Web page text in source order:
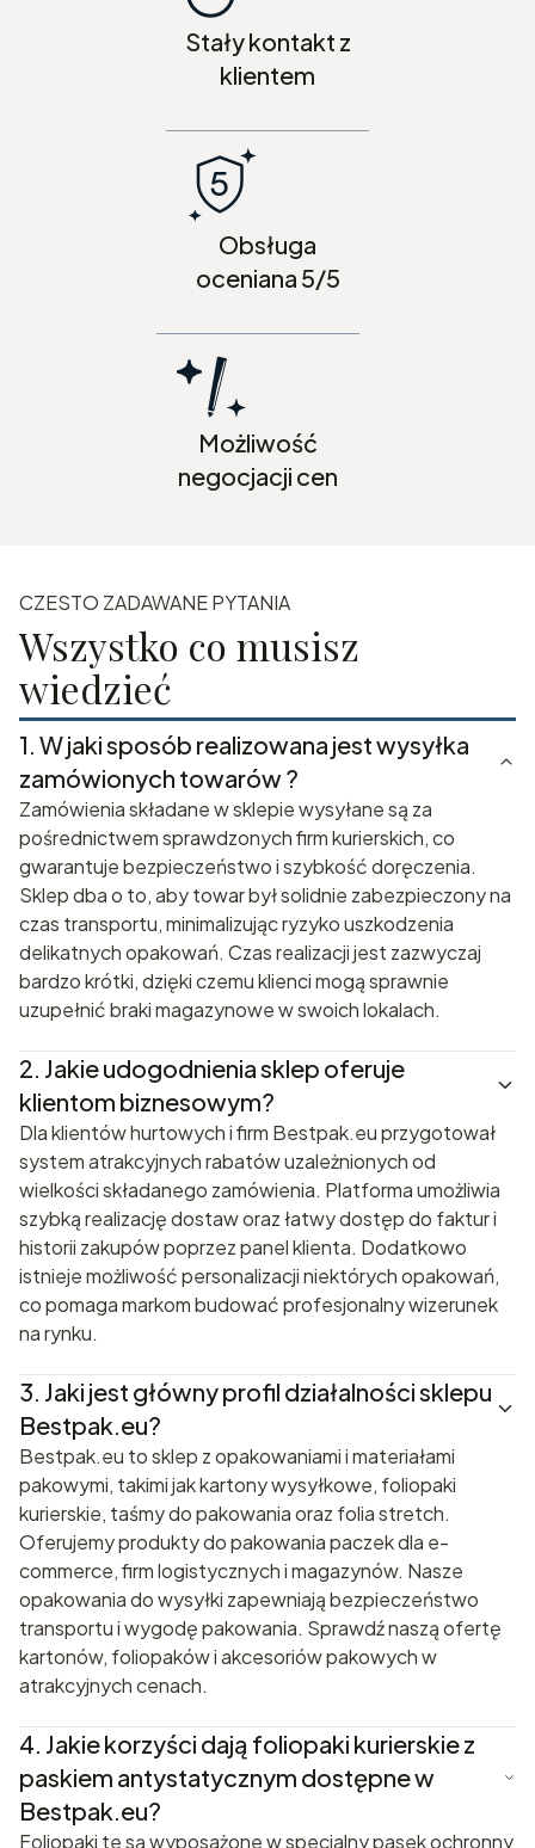
Stały kontakt z
klientem
Obsługa
oceniana 5/5
Możliwość
negocjacji cen
CZESTO ZADAWANE PYTANIA
Wszystko co musisz
wiedzieć
1. W jaki sposób realizowana jest wysyłka
zamówionych towarów ?
Zamówienia składane w sklepie wysyłane są za
pośrednictwem sprawdzonych firm kurierskich, co
gwarantuje bezpieczeństwo i szybkość doręczenia.
Sklep dba o to, aby towar był solidnie zabezpieczony na
czas transportu, minimalizując ryzyko uszkodzenia
delikatnych opakowań. Czas realizacji jest zazwyczaj
bardzo krótki, dzięki czemu klienci mogą sprawnie
uzupełnić braki magazynowe w swoich lokalach.
2. Jakie udogodnienia sklep oferuje
klientom biznesowym?
Dla klientów hurtowych i firm Bestpak.eu przygotował
system atrakcyjnych rabatów uzależnionych od
wielkości składanego zamówienia. Platforma umożliwia
szybką realizację dostaw oraz łatwy dostęp do faktur i
historii zakupów poprzez panel klienta. Dodatkowo
istnieje możliwość personalizacji niektórych opakowań,
co pomaga markom budować profesjonalny wizerunek
na rynku.
3. Jaki jest główny profil działalności sklepu
Bestpak.eu?
Bestpak.eu to sklep z opakowaniami i materiałami
pakowymi, takimi jak kartony wysyłkowe, foliopaki
kurierskie, taśmy do pakowania oraz folia stretch.
Oferujemy produkty do pakowania paczek dla e-
commerce, firm logistycznych i magazynów. Nasze
opakowania do wysyłki zapewniają bezpieczeństwo
transportu i wygodę pakowania. Sprawdź naszą ofertę
kartonów, foliopaków i akcesoriów pakowych w
atrakcyjnych cenach.
4. Jakie korzyści dają foliopaki kurierskie z
paskiem antystatycznym dostępne w
Bestpak.eu?
Foliopaki te są wyposażone w specjalny pasek ochronny